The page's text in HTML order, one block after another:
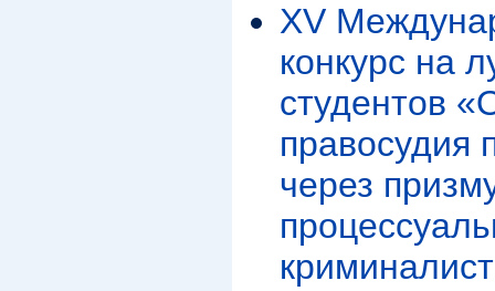
XV
конкурс на
студентов
правосудия
через